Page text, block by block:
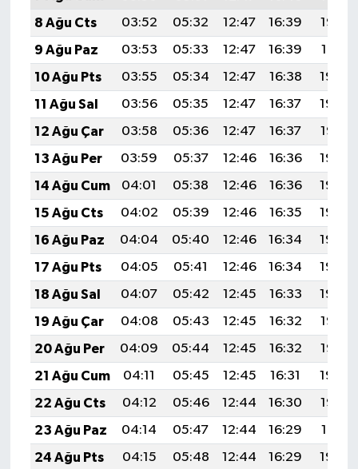
8 Ağu Cts
03:52 05:32 12:47 16:39
19:52
9 Ağu Paz
03:53 05:33 12:47 16:39
19:51
10 Ağu Pts
03:55 05:34 12:47 16:38
19:50
11 Ağu Sal
03:56 05:35 12:47 16:37
19:48
12 Ağu Çar
03:58 05:36 12:47 16:37
19:47
13 Ağu Per
03:59 05:37 12:46 16:36
19:46
14 Ağu Cum
04:01 05:38 12:46 16:36
19:44
15 Ağu Cts
04:02 05:39 12:46 16:35
19:43
16 Ağu Paz
04:04 05:40 12:46 16:34
19:42
17 Ağu Pts
04:05 05:41 12:46 16:34
19:40
18 Ağu Sal
04:07 05:42 12:45 16:33
19:39
19 Ağu Çar
04:08 05:43 12:45 16:32
19:37
20 Ağu Per
04:09 05:44 12:45 16:32
19:36
21 Ağu Cum
04:11 05:45 12:45 16:31
19:34
22 Ağu Cts
04:12 05:46 12:44 16:30
19:33
23 Ağu Paz
04:14 05:47 12:44 16:29
19:31
24 Ağu Pts
04:15 05:48 12:44 16:29
19:30